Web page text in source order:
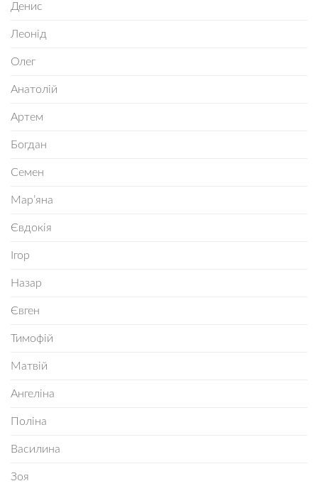
Денис
Леонід
Олег
Анатолій
Артем
Богдан
Семен
Мар’яна
Євдокія
Ігор
Назар
Євген
Тимофій
Матвій
Ангеліна
Поліна
Василина
Зоя